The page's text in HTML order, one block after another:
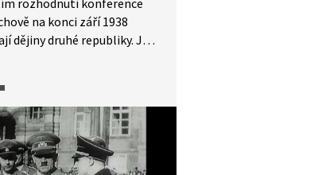
rozhodnutí konference
na konci září 1938
dějiny druhé republiky. Její
Ten nám také přiblíží
k nimž došlo v politickém
uspořádání
Československa.